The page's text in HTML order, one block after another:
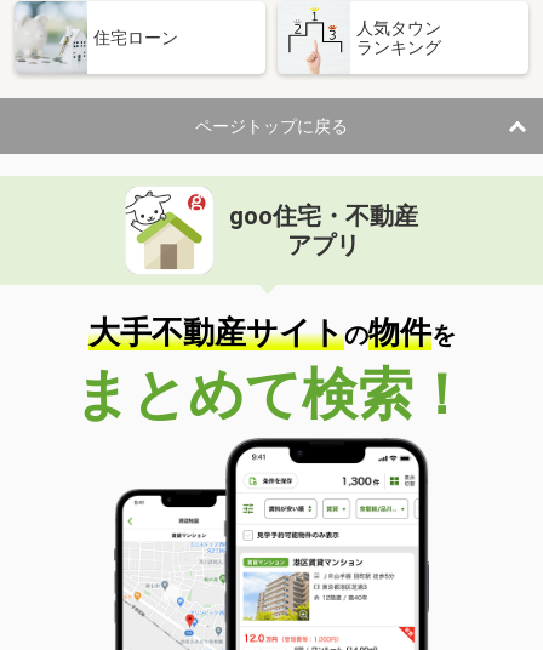
住宅ローン
人気タウン
ランキング
ページトップに戻る
goo住宅・不動産
アプリ
大手不動産サイトの物件を
まとめて検索！